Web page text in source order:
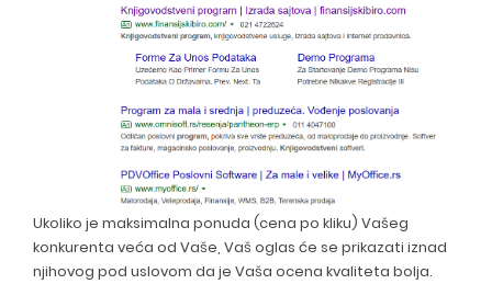
Ukoliko je maksimalna ponuda (cena po kliku) Vašeg
konkurenta veća od Vaše, Vaš oglas će se prikazati iznad
njihovog pod uslovom da je Vaša ocena kvaliteta bolja.